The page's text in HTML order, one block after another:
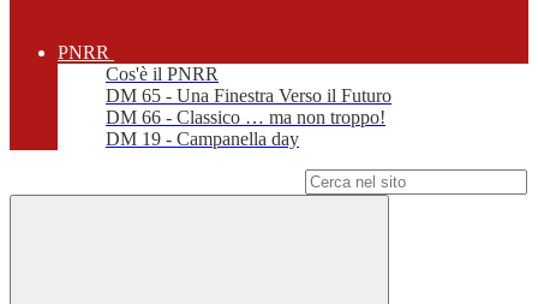
PNRR
Cos'è il PNRR
DM 65 - Una Finestra Verso il Futuro
DM 66 - Classico … ma non troppo!
DM 19 - Campanella day